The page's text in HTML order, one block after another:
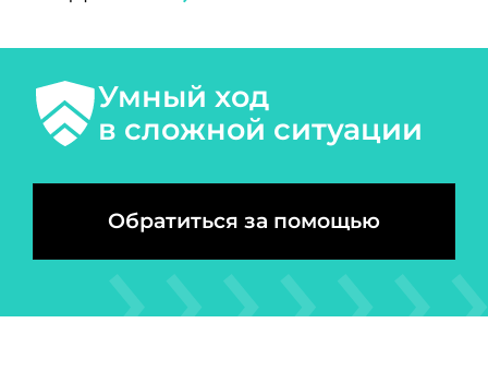
Умный ход
в сложной ситуации
Обратиться за помощью